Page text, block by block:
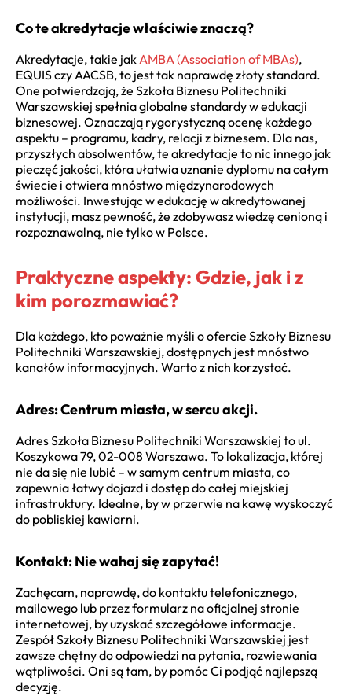
Co te akredytacje właściwie znaczą?
Akredytacje, takie jakAMBA (Association of MBAs),
EQUIS czy AACSB, to jest tak naprawdę złoty standard.
One potwierdzają, że Szkoła Biznesu Politechniki
Warszawskiej spełnia globalne standardy w edukacji
biznesowej. Oznaczają rygorystyczną ocenę każdego
aspektu – programu, kadry, relacji z biznesem. Dla nas,
przyszłych absolwentów, te akredytacje to nic innego jak
pieczęć jakości, która ułatwia uznanie dyplomu na całym
świecie i otwiera mnóstwo międzynarodowych
możliwości. Inwestując w edukację w akredytowanej
instytucji, masz pewność, że zdobywasz wiedzę cenioną i
rozpoznawalną, nie tylko w Polsce.
Praktyczne aspekty: Gdzie, jak i z
kim porozmawiać?
Dla każdego, kto poważnie myśli o ofercie Szkoły Biznesu
Politechniki Warszawskiej, dostępnych jest mnóstwo
kanałów informacyjnych. Warto z nich korzystać.
Adres: Centrum miasta, w sercu akcji.
Adres Szkoła Biznesu Politechniki Warszawskiej to ul.
Koszykowa 79, 02-008 Warszawa. To lokalizacja, której
nie da się nie lubić – w samym centrum miasta, co
zapewnia łatwy dojazd i dostęp do całej miejskiej
infrastruktury. Idealne, by w przerwie na kawę wyskoczyć
do pobliskiej kawiarni.
Kontakt: Nie wahaj się zapytać!
Zachęcam, naprawdę, do kontaktu telefonicznego,
mailowego lub przez formularz na oficjalnej stronie
internetowej, by uzyskać szczegółowe informacje.
Zespół Szkoły Biznesu Politechniki Warszawskiej jest
zawsze chętny do odpowiedzi na pytania, rozwiewania
wątpliwości. Oni są tam, by pomóc Ci podjąć najlepszą
decyzję.